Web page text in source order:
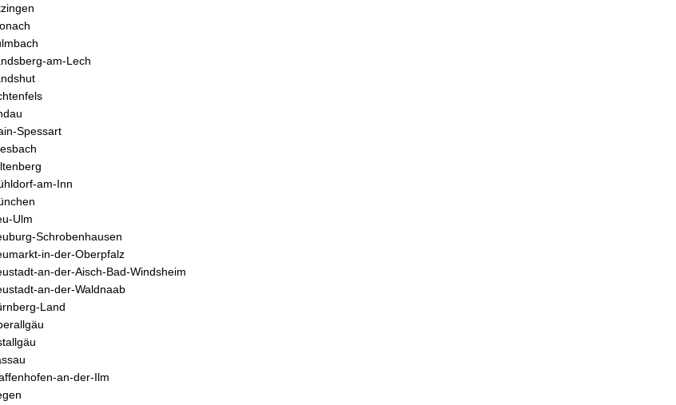
am-Lech
Spessart
am-Inn
Ulm
Schrobenhausen
in-der-Oberpfalz
an-der-Aisch-Bad-Windsheim
an-der-Waldnaab
Land
an-der-Ilm